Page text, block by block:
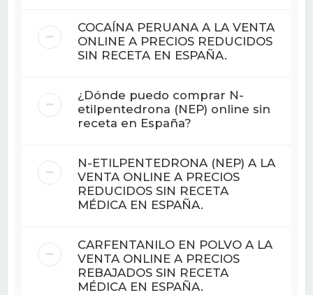
COCAÍNA PERUANA A LA VENTA
ONLINE A PRECIOS REDUCIDOS
SIN RECETA EN ESPAÑA.
¿Dónde puedo comprar N-
etilpentedrona (NEP) online sin
receta en España?
N-ETILPENTEDRONA (NEP) A LA
VENTA ONLINE A PRECIOS
REDUCIDOS SIN RECETA
MÉDICA EN ESPAÑA.
CARFENTANILO EN POLVO A LA
VENTA ONLINE A PRECIOS
REBAJADOS SIN RECETA
MÉDICA EN ESPAÑA.